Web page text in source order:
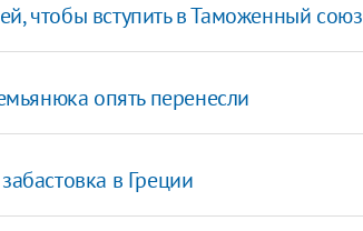
чтобы вступить в Таможенный союз
опять перенесли
в Греции